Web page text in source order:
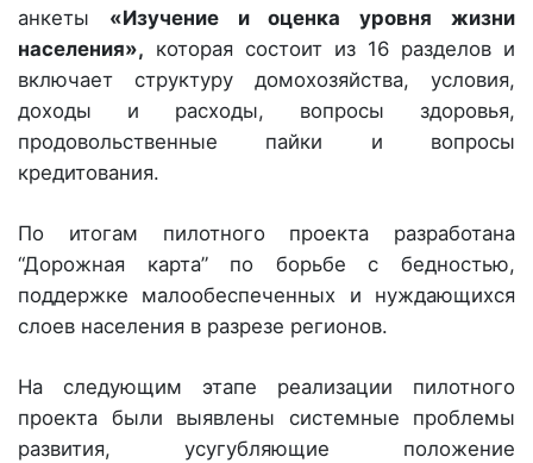
анкеты «Изучение и оценка уровня жизни
населения», которая состоит из 16 разделов и
включает структуру домохозяйства, условия,
доходы и расходы, вопросы здоровья,
продовольственные пайки и вопросы
кредитования.
По итогам пилотного проекта разработана
“Дорожная карта” по борьбе с бедностью,
поддержке малообеспеченных и нуждающихся
слоев населения в разрезе регионов.
На следующим этапе реализации пилотного
проекта были выявлены системные проблемы
развития, усугубляющие положение